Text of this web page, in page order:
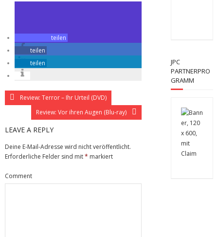
teilen
teilen
teilen
Review: Terror – Ihr Urteil (DVD)
Review: Vor ihren Augen (Blu-ray)
LEAVE A REPLY
Deine E-Mail-Adresse wird nicht veröffentlicht.
Erforderliche Felder sind mit* markiert
Comment
JPC
PARTNERPRO
GRAMM